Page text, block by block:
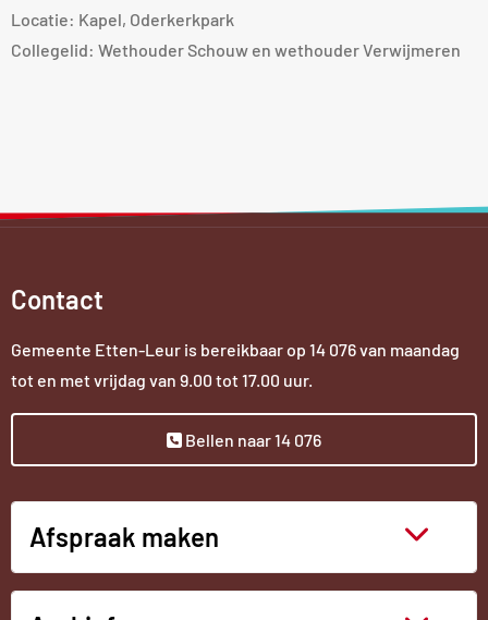
Locatie: Kapel, Oderkerkpark
Collegelid: Wethouder Schouw en wethouder Verwijmeren
Contact
Gemeente Etten-Leur is bereikbaar op 14 076van maandag
tot en met vrijdag van 9.00 tot 17.00 uur.
Bellen naar 14 076
Afspraak maken